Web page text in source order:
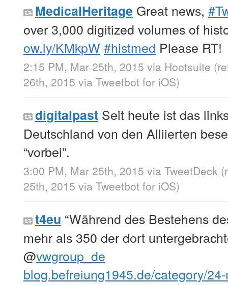
MedicalHeritage Great news,
over 3,000 digitized volumes of
ow.ly/KMkpW #histmed Please RT!
2:15 PM, Mar 25th, 2015 via Hootsuite
26th, 2015 via Tweetbot for iΟS)
digitalpast Seit heute ist das
Deutschland von den Alliierten
“vorbei”.
3:00 PM, Mar 25th, 2015 via TweetDeck
25th, 2015 via Tweetbot for iΟS)
t4eu “Während des Bestehens
mehr als 350 der dort
@vwgroup_de
blog.befreiung1945.de/category/